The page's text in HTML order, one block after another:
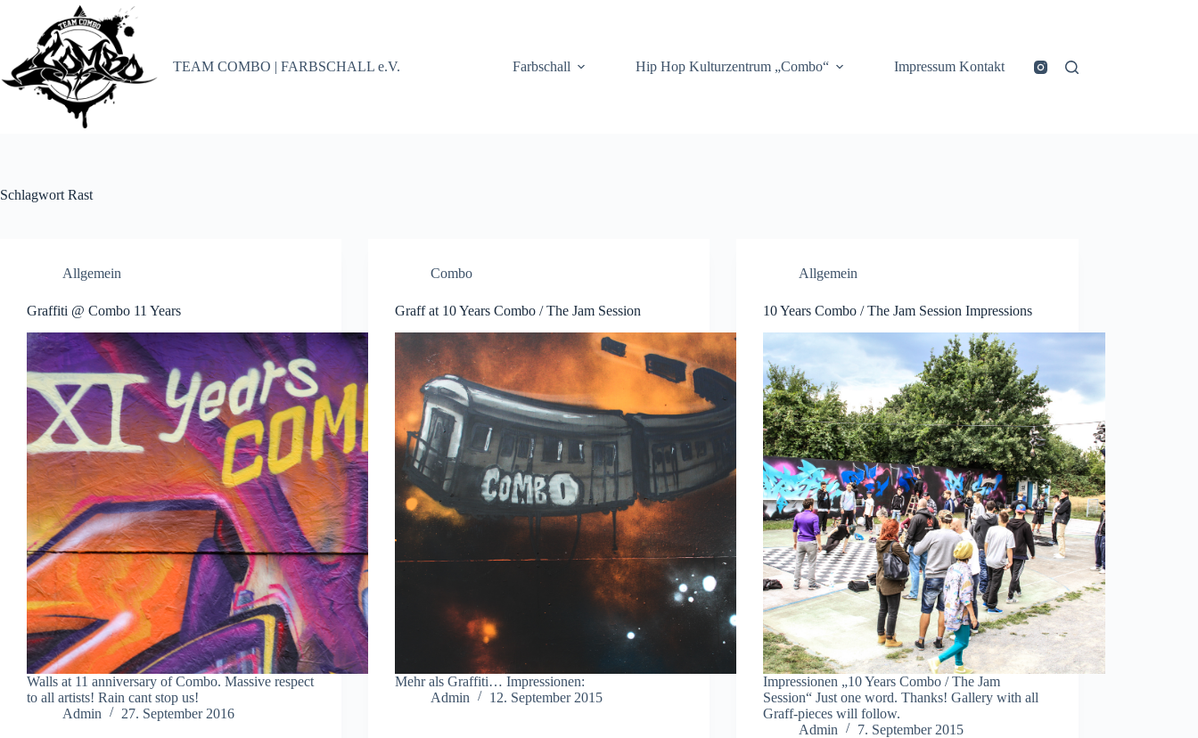
springen
TEAM COMBO | FARBSCHALL e.V.
Farbschall Hip Hop Kulturzentrum „Combo“ Impressum Kontakt
Schlagwort Rast
Allgemein
Graffiti @ Combo 11 Years
Walls at 11 anniversary of Combo. Massive respect
to all artists! Rain cant stop us!
Admin
27. September 2016
Combo
Graff at 10 Years Combo / The Jam Session
Mehr als Graffiti… Impressionen:
Admin
12. September 2015
Allgemein
10 Years Combo / The Jam Session Impressions
Impressionen „10 Years Combo / The Jam
Session“ Just one word. Thanks! Gallery with all
Graff-pieces will follow.
Admin
7. September 2015